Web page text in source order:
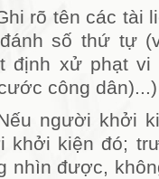
rõ tên các tài
số thứ tự
định xử phạt
công dân)...)
người khởi
khởi kiện đó;
nhìn được,